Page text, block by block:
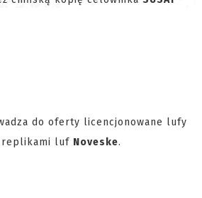
do oferty licencjonowane lufy
replikami luf Noveske.